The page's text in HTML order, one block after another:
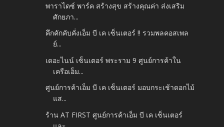
พาราไดซ์ พาร์ค สร้างสุข สร้างคุณค่า ส่งเสริม
ศักยภา...
คึกคักคับคั่งเอ็ม บี เค เซ็นเตอร์ !! รวมพลคอสเพล
ย์...
เดอะไนน์ เซ็นเตอร์ พระราม 9 ศูนย์การค้าใน
เครือเอ็ม...
ศูนย์การค้าเอ็ม บี เค เซ็นเตอร์ มอบกระเช้าดอกไม้
แส...
ร้าน AT FIRST ศูนย์การค้าเอ็ม บี เค เซ็นเตอร์